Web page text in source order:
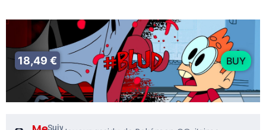
18,49 € BUY
Suivre